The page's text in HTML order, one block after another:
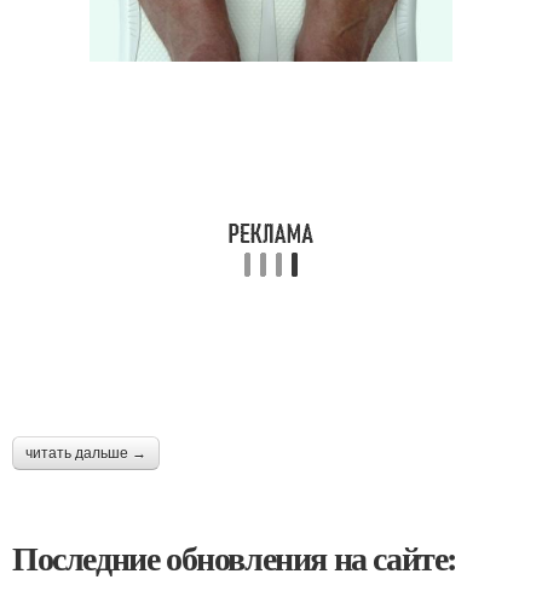
читать дальше →
Последние обновления на сайте: